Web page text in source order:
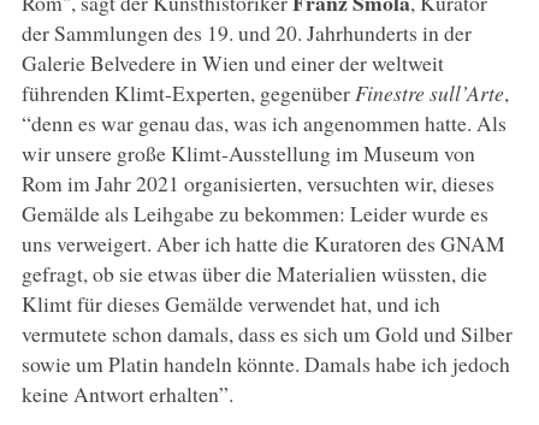
der Sammlungen des 19. und 20. Jahrhunderts in der
Galerie Belvedere in Wien und einer der weltweit
führenden Klimt-Experten, gegenüber Finestre sull’Arte,
“denn es war genau das, was ich angenommen hatte. Als
wir unsere große Klimt-Ausstellung im Museum von
Rom im Jahr 2021 organisierten, versuchten wir, dieses
Gemälde als Leihgabe zu bekommen: Leider wurde es
uns verweigert. Aber ich hatte die Kuratoren des GNAM
gefragt, ob sie etwas über die Materialien wüssten, die
Klimt für dieses Gemälde verwendet hat, und ich
vermutete schon damals, dass es sich um Gold und Silber
sowie um Platin handeln könnte. Damals habe ich jedoch
keine Antwort erhalten”.